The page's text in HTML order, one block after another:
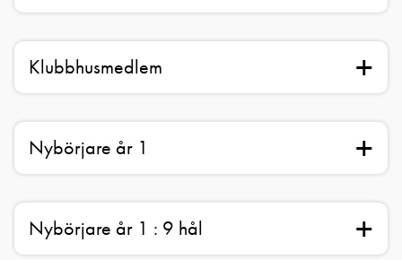
Klubbhusmedlem
Nybörjare år 1
Nybörjare år 1 : 9 hål